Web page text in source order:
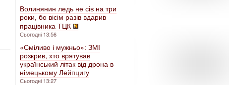
Волинянин ледь не сів на три
роки, бо вісім разів вдарив
працівника ТЦК
Сьогодні 13:56
«Сміливо і мужньо»: ЗМІ
розкрив, хто врятував
український літак від дрона в
німецькому Лейпцигу
Сьогодні 13:27